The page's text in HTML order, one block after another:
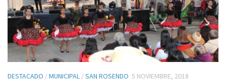
DESTACADO /MUNICIPAL /SAN ROSENDO 5 NOVIEMBRE, 2018